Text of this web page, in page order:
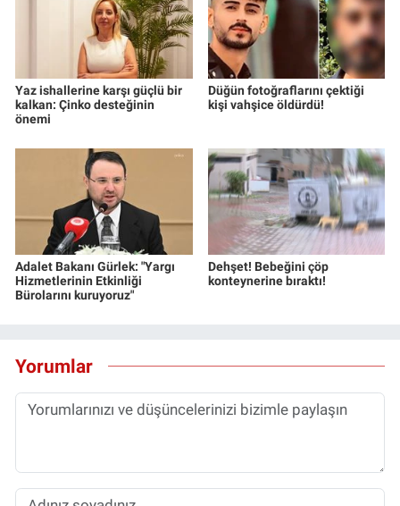
Yaz ishallerine karşı güçlü bir
kalkan: Çinko desteğinin
önemi
Düğün fotoğraflarını çektiği
kişi vahşice öldürdü!
Adalet Bakanı Gürlek: "Yargı
Hizmetlerinin Etkinliği
Bürolarını kuruyoruz"
Dehşet! Bebeğini çöp
konteynerine bıraktı!
Yorumlar